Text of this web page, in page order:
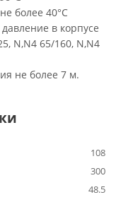
более 40°C
в корпусе
N,N4 65/160, N,N4
не более 7 м.
108
300
48.5